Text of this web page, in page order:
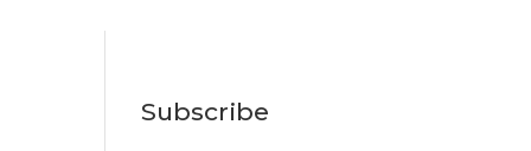
Subscribe